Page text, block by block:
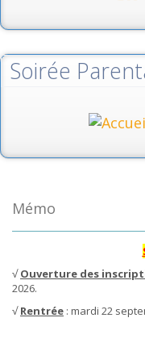
Soirée
Mémo
√Ouverture des
2026.
√Rentrée : mardi 22